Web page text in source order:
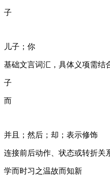
子
儿子；你
基础文言词汇，具体义项需结
子
而
并且；然后；却；表示修饰
连接前后动作、状态或转折关
学而时习之 / 温故而知新